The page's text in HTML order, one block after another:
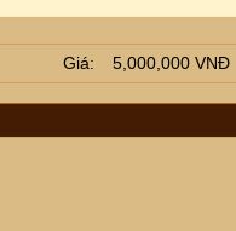
Giá 5,000,000 VNĐ